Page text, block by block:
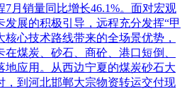
7月销量同比增长46.1%。面对宏观
发展的积极引导，远程充分发挥“甲
核心技术路线带来的全场景优势，
煤炭、砂石、商砼、港口短倒、
地应用。从西边宁夏的煤炭砂石大
，到河北邯郸大宗物资转运交付现